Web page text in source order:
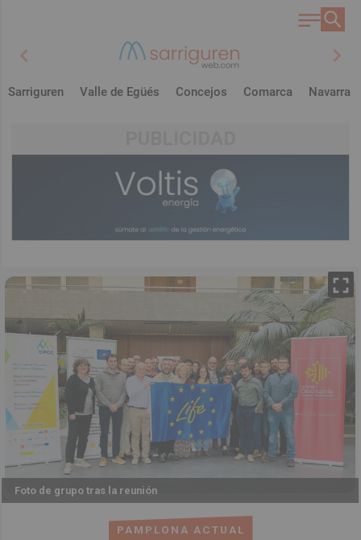
chevron_left chevron_right
Sarriguren Valle de Egüés Concejos Comarca Navarra
PAMPLONA ACTUAL
Foto de grupo tras la reunión